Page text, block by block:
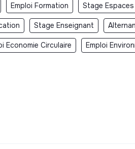
Emploi Formation Stage
Stage Enseignant
Economie Circulaire Emploi